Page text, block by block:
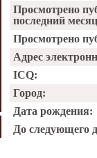
Просмотрено
последний
Просмотрено
Адрес
ICQ:
Город:
Дата рождения:
До следующего